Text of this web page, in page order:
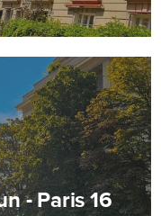
- Paris 16